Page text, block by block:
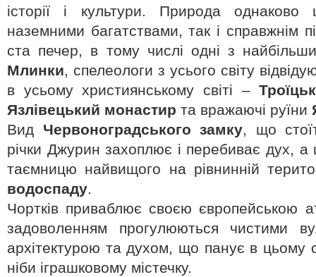
історії і культури. Природа
наземними багатствами, так і справжнім
ста печер, в тому числі одні з
Млинки, спелеологи з усього світу
в усьому християнському світі –
Язлівецький монастир та вражаючі руїни
Вид Червоноградського замку, що
річки Джурин захоплює і перебиває дух, а
таємницю найвищого на рівнинній
водоспаду.
Чортків приваблює своєю європейською
задоволенням прогулюються чистими
архітектурою та духом, що панує в цьому
ніби іграшковому містечку.